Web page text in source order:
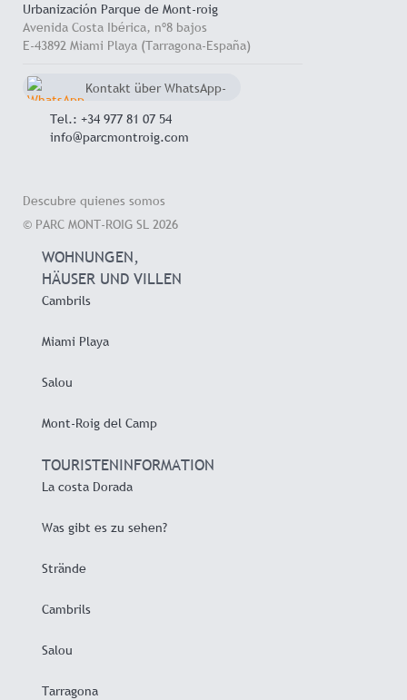
Urbanización Parque de Mont-roig
Avenida Costa Ibérica, nº8 bajos
E-43892 Miami Playa (Tarragona-España)
Kontakt über WhatsApp-
Tel.: +34 977 81 07 54
info@parcmontroig.com
Descubre quienes somos
© PARC MONT-ROIG SL 2026
WOHNUNGEN,
HÄUSER UND VILLEN
Cambrils
Miami Playa
Salou
Mont-Roig del Camp
TOURISTENINFORMATION
La costa Dorada
Was gibt es zu sehen?
Strände
Cambrils
Salou
Tarragona